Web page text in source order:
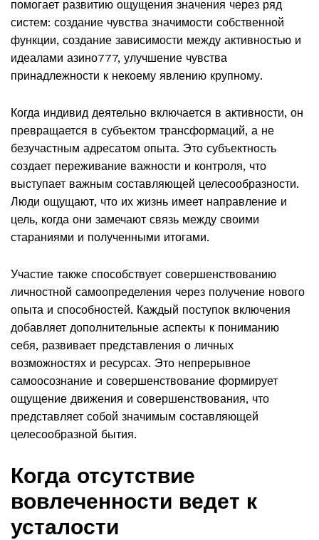
помогает развитию ощущения значения через ряд
систем: создание чувства значимости собственной
функции, создание зависимости между активностью и
идеалами азино777, улучшение чувства
принадлежности к некоему явлению крупному.
Когда индивид деятельно включается в активности, он
превращается в субъектом трансформаций, а не
безучастным адресатом опыта. Это субъектность
создает переживание важности и контроля, что
выступает важным составляющей целесообразности.
Люди ощущают, что их жизнь имеет направление и
цель, когда они замечают связь между своими
стараниями и полученными итогами.
Участие также способствует совершенствованию
личностной самоопределения через получение нового
опыта и способностей. Каждый поступок включения
добавляет дополнительные аспекты к пониманию
себя, развивает представления о личных
возможностях и ресурсах. Это непрерывное
самоосознание и совершенствование формирует
ощущение движения и совершенствования, что
представляет собой значимым составляющей
целесообразной бытия.
Когда отсутствие
вовлеченности ведет к
усталости